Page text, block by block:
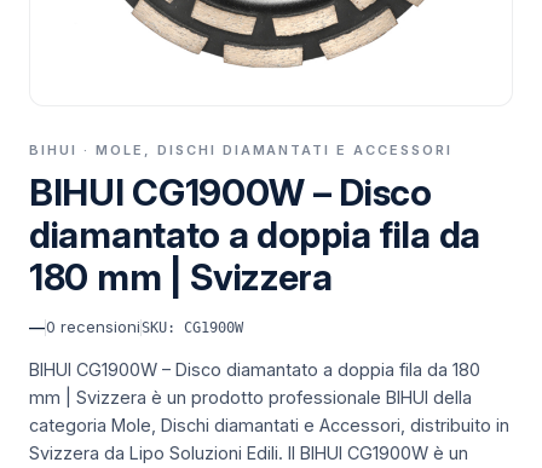
BIHUI · MOLE, DISCHI DIAMANTATI E ACCESSORI
BIHUI CG1900W – Disco
diamantato a doppia fila da
180 mm | Svizzera
—0 recensioniSKU: CG1900W
BIHUI CG1900W – Disco diamantato a doppia fila da 180
mm | Svizzera è un prodotto professionale BIHUI della
categoria Mole, Dischi diamantati e Accessori, distribuito in
Svizzera da Lipo Soluzioni Edili. Il BIHUI CG1900W è un